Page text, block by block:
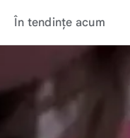
În tendințe acum